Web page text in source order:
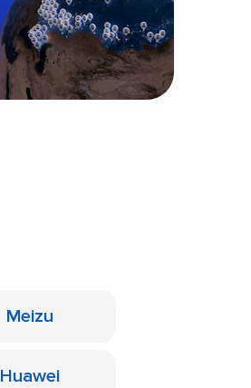
Meizu
Huawei